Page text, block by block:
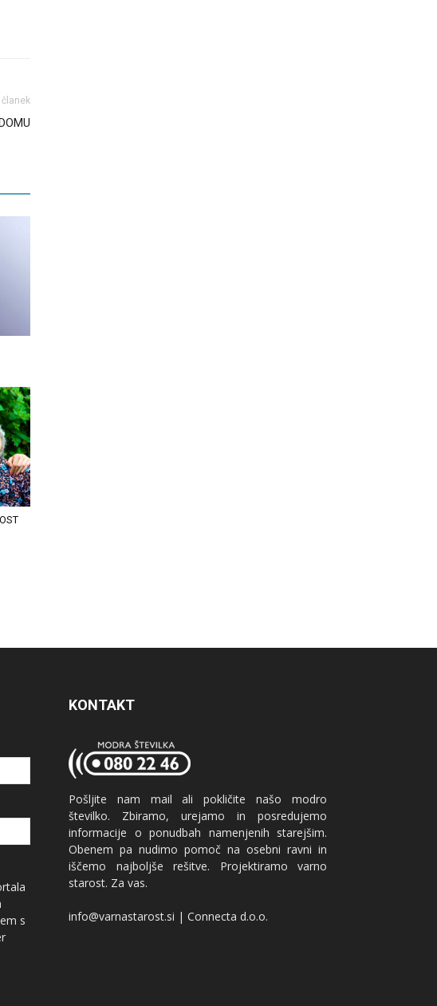
s
KONTAKT
Pošljite nam mail ali pokličite našo modro
številko. Zbiramo, urejamo in posredujemo
informacije o ponudbah namenjenih starejšim.
Obenem pa nudimo pomoč na osebni ravni in
iščemo najboljše rešitve. Projektiramo varno
starost. Za vas.
info@varnastarost.si | Connecta d.o.o.